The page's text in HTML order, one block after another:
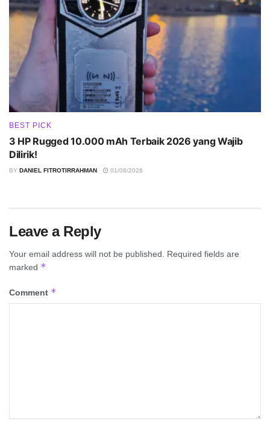
BEST PICK
3 HP Rugged 10.000 mAh Terbaik 2026 yang Wajib
Dilirik!
BY DANIEL FITROTIRRAHMAN 01/08/2026
Leave a Reply
Your email address will not be published.
Required fields are
marked *
Comment *